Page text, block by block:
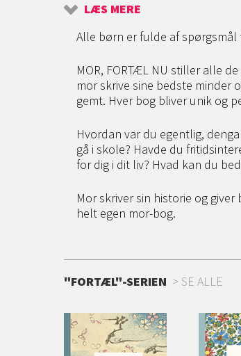
LÆS MERE
Alle børn er fulde af
MOR, FORTÆL NU stiller alle
mor skrive sine bedste minder
gemt. Hver bog bliver unik og
Hvordan var du egentlig,
gå i skole? Havde du
for dig i dit liv? Hvad kan du
Mor skriver sin historie og
helt egen mor-bog.
"FORTÆL"-SERIEN SE ALLE